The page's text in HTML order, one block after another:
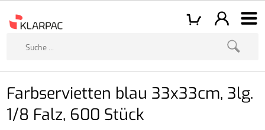
Farbservietten blau 33x33cm, 3lg.
1/8 Falz, 600 Stück